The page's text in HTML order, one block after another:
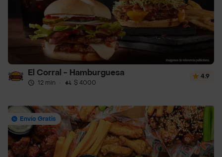
El Corral - Hamburguesa
12 min · $ 4000
4.9
Envío Gratis